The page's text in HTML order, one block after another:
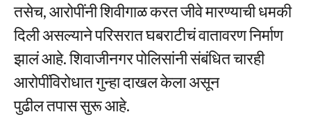
तसेच, आरोपींनी शिवीगाळ करत जीवे मारण्याची धमकी
दिली असल्याने परिसरात घबराटीचं वातावरण निर्माण
झालं आहे. शिवाजीनगर पोलिसांनी संबंधित चारही
आरोपींविरोधात गुन्हा दाखल केला असून
पुढील तपास सुरू आहे.